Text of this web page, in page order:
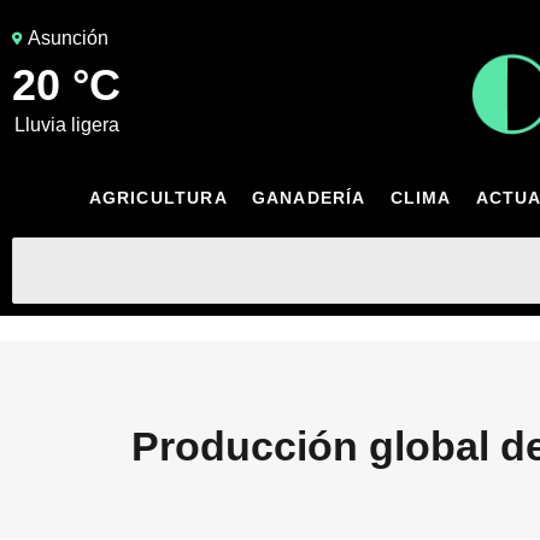
Asunción
20 °C
lluvia ligera
AGRICULTURA GANADERÍA CLIMA
Producción global